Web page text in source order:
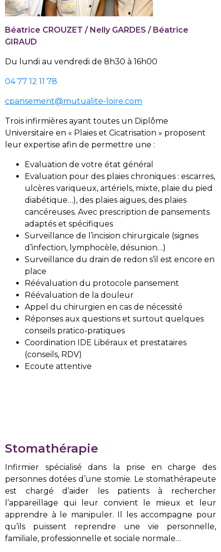
Béatrice CROUZET / Nelly GARDES / Béatrice
GIRAUD
Du lundi au vendredi de 8h30 à 16h00
04 77 12 11 78
cpansement@mutualite-loire.com
Trois infirmières ayant toutes un Diplôme
Universitaire en « Plaies et Cicatrisation » proposent
leur expertise afin de permettre une :
Evaluation de votre état général
Evaluation pour des plaies chroniques : escarres,
ulcères variqueux, artériels, mixte, plaie du pied
diabétique…), des plaies aigues, des plaies
cancéreuses. Avec prescription de pansements
adaptés et spécifiques
Surveillance de l’incision chirurgicale (signes
d’infection, lymphocèle, désunion…)
Surveillance du drain de redon s’il est encore en
place
Réévaluation du protocole pansement
Réévaluation de la douleur
Appel du chirurgien en cas de nécessité
Réponses aux questions et surtout quelques
conseils pratico-pratiques
Coordination IDE Libéraux et prestataires
(conseils, RDV)
Ecoute attentive
Stomathérapie
Infirmier spécialisé dans la prise en charge des
personnes dotées d’une stomie. Le stomathérapeute
est chargé d’aider les patients à rechercher
l’appareillage qui leur convient le mieux et leur
apprendre à le manipuler. Il les accompagne pour
qu’ils puissent reprendre une vie personnelle,
familiale, professionnelle et sociale normale…